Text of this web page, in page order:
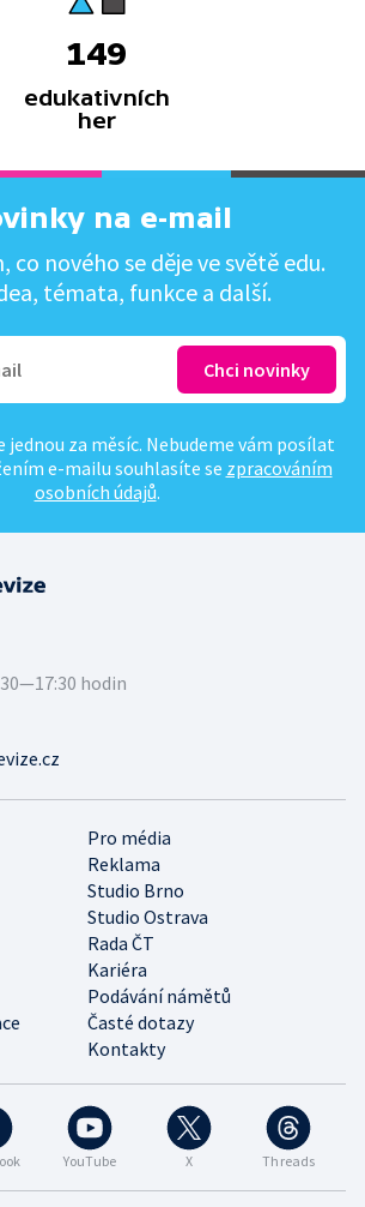
149
edukativních
her
na e-mail
co nového se děje ve světě edu.
témata, funkce a další.
jednou za měsíc. Nebudeme vám posílat
e-mailu souhlasíte se zpracováním
osobních údajů.